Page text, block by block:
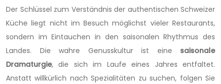
Der Schlüssel zum Verständnis der authentischen Schweizer
Küche liegt nicht im Besuch möglichst vieler Restaurants,
sondern im Eintauchen in den saisonalen Rhythmus des
Landes. Die wahre Genusskultur ist eine saisonale
Dramaturgie, die sich im Laufe eines Jahres entfaltet.
Anstatt willkürlich nach Spezialitäten zu suchen, folgen Sie